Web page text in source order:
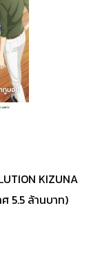
KIZUNA
5.5 ล้านบาท)